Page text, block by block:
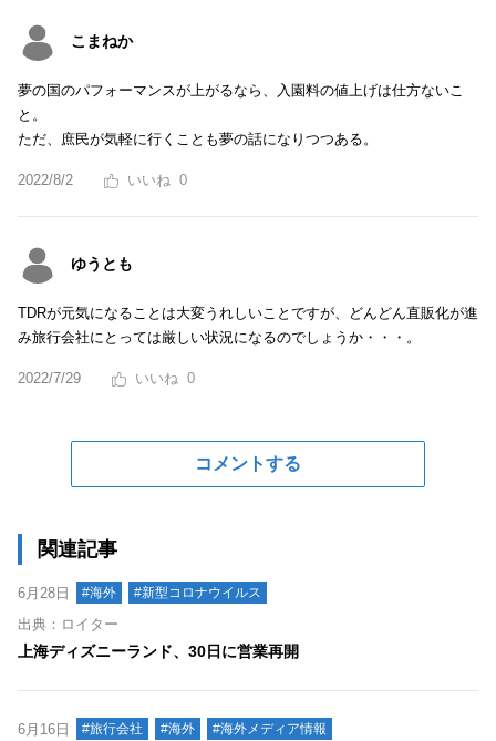
こまねか
夢の国のパフォーマンスが上がるなら、入園料の値上げは仕方ないこ
と。
ただ、庶民が気軽に行くことも夢の話になりつつある。
2022/8/2 0
ゆうとも
TDRが元気になることは大変うれしいことですが、どんどん直販化が進
み旅行会社にとっては厳しい状況になるのでしょうか・・・。
2022/7/29 0
コメントする
関連記事
6月28日 #海外 #新型コロナウイルス
出典：ロイター
上海ディズニーランド、30日に営業再開
6月16日 #旅行会社 #海外 #海外メディア情報